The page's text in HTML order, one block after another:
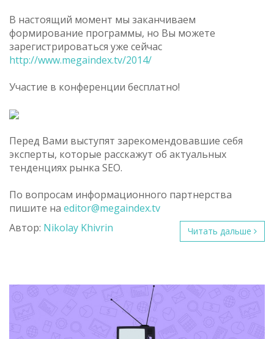
В настоящий момент мы заканчиваем
формирование программы, но Вы можете
зарегистрироваться уже сейчас
http://www.megaindex.tv/2014/
Участие в конференции бесплатно!
Перед Вами выступят зарекомендовавшие себя
эксперты, которые расскажут об актуальных
тенденциях рынка SEO.
По вопросам информационного партнерства
пишите на editor@megaindex.tv
Читать дальше
Автор: Nikolay Khivrin